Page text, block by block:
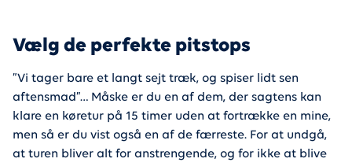
Vælg de perfekte pitstops
”Vi tager bare et langt sejt træk, og spiser lidt sen
aftensmad”… Måske er du en af dem, der sagtens kan
klare en køretur på 15 timer uden at fortrække en mine,
men så er du vist også en af de færreste. For at undgå,
at turen bliver alt for anstrengende, og for ikke at blive